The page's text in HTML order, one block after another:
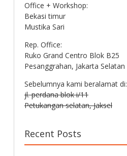
Office + Workshop:
Bekasi timur
Mustika Sari
Rep. Office:
Ruko Grand Centro Blok B25
Pesanggrahan, Jakarta Selatan
Sebelumnya kami beralamat di:
jl. perdana blok i/11
Petukangan selatan, Jaksel
Recent Posts